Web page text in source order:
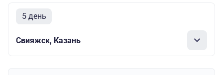
5 день
Свияжск, Казань